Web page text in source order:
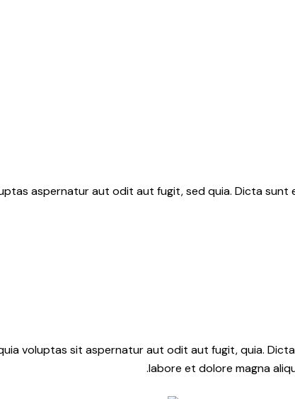
aspernatur aut odit aut fugit, sed quia. Dicta
voluptas sit aspernatur aut odit aut fugit, quia.
labore et dolore magna